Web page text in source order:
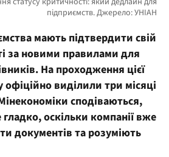
мають підтвердити свій
за новими правилами для
На проходження цієї
офіційно виділили три місяці
сподіваються,
оскільки компанії вже
документів та розуміють